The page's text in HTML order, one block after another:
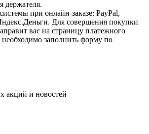
держателя.
при онлайн-заказе: PayPal,
Для совершения покупки
вас на страницу платежного
необходимо заполнить форму по
акций и новостей